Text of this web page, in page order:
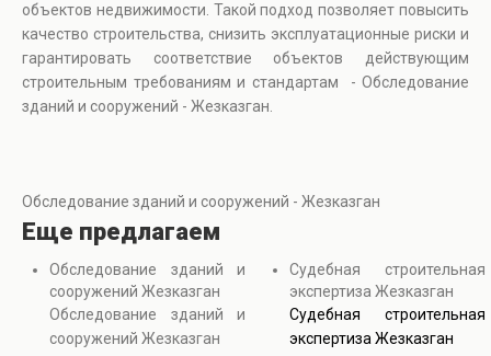
объектов недвижимости. Такой подход позволяет повысить
качество строительства, снизить эксплуатационные риски и
гарантировать соответствие объектов действующим
строительным требованиям и стандартам - Обследование
зданий и сооружений - Жезказган.
Обследование зданий и сооружений - Жезказган
Еще предлагаем
Обследование зданий и
сооружений Жезказган
Обследование зданий и
сооружений Жезказган
Судебная строительная
экспертиза Жезказган
Судебная строительная
экспертиза Жезказган